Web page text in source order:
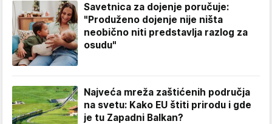
Savetnica za dojenje poručuje:
"Produženo dojenje nije ništa
neobično niti predstavlja razlog za
osudu"
Najveća mreža zaštićenih područja
na svetu: Kako EU štiti prirodu i gde
je tu Zapadni Balkan?